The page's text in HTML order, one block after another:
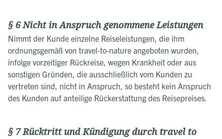
§ 6 Nicht in Anspruch genommene Leistungen
Nimmt der Kunde einzelne Reiseleistungen, die ihm
ordnungsgemäß von travel-to-nature angeboten wurden,
infolge vorzeitiger Rückreise, wegen Krankheit oder aus
sonstigen Gründen, die ausschließlich vom Kunden zu
vertreten sind, nicht in Anspruch, so besteht kein Anspruch
des Kunden auf anteilige Rückerstattung des Reisepreises.
§ 7 Rücktritt und Kündigung durch travel to